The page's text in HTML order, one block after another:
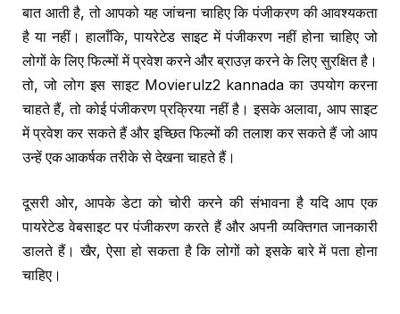
बात आती है, तो आपको यह जांचना चाहिए कि पंजीकरण की आवश्यकता
है या नहीं। हालाँकि, पायरेटेड साइट में पंजीकरण नहीं होना चाहिए जो
लोगों के लिए फिल्मों में प्रवेश करने और ब्राउज़ करने के लिए सुरक्षित है।
तो, जो लोग इस साइट Movierulz2 kannada का उपयोग करना
चाहते हैं, तो कोई पंजीकरण प्रक्रिया नहीं है। इसके अलावा, आप साइट
में प्रवेश कर सकते हैं और इच्छित फिल्मों की तलाश कर सकते हैं जो आप
उन्हें एक आकर्षक तरीके से देखना चाहते हैं।
दूसरी ओर, आपके डेटा को चोरी करने की संभावना है यदि आप एक
पायरेटेड वेबसाइट पर पंजीकरण करते हैं और अपनी व्यक्तिगत जानकारी
डालते हैं। खैर, ऐसा हो सकता है कि लोगों को इसके बारे में पता होना
चाहिए।